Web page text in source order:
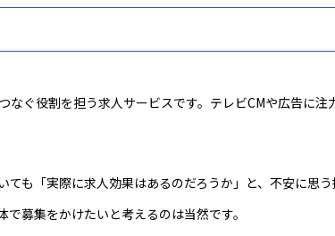
ぐ役割を担う求人サービスです。テレビCMや広告に
も「実際に求人効果はあるのだろうか」と、不安に思
募集をかけたいと考えるのは当然です。